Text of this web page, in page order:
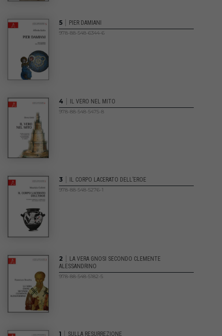
5 | PIER DAMIANI
978-88-548-6344-6
4 | IL VERO NEL MITO
978-88-548-5475-8
3 | IL CORPO LACERATO DELL’EROE
978-88-548-5276-1
2 | LA VERA GNOSI SECONDO CLEMENTE
ALESSANDRINO
978-88-548-5182-5
1 | SULLA RESURREZIONE